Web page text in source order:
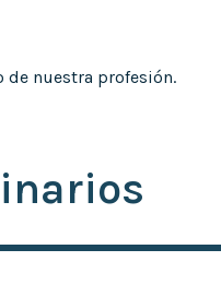
de nuestra profesión.